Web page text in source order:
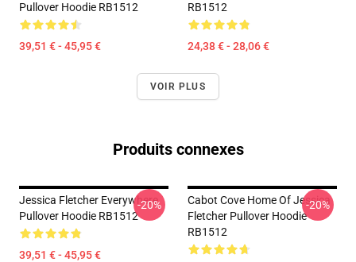
Pullover Hoodie RB1512
39,51 € - 45,95 €
RB1512
24,38 € - 28,06 €
VOIR PLUS
Produits connexes
Jessica Fletcher Everywhere
Pullover Hoodie RB1512
39,51 € - 45,95 €
-20%
Cabot Cove Home Of Jessica
Fletcher Pullover Hoodie
RB1512
-20%